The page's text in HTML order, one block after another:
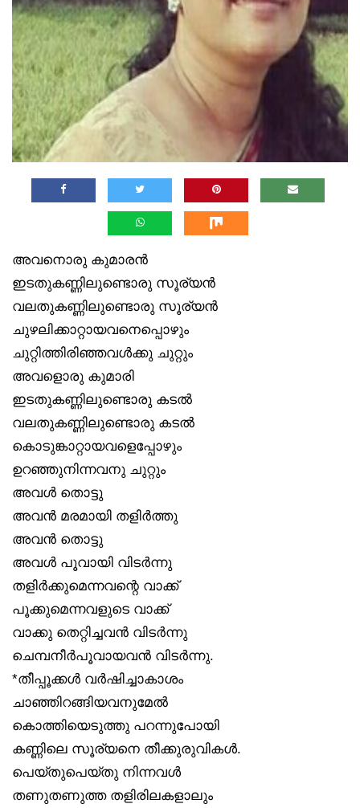
അവനൊരു കുമാരൻ
ഇടതുകണ്ണിലുണ്ടൊരു സൂര്യൻ
വലതുകണ്ണിലുണ്ടൊരു സൂര്യൻ
ചുഴലിക്കാറ്റായവനെപ്പൊഴും
ചുറ്റിത്തിരിഞ്ഞവൾക്കു ചുറ്റും
അവളൊരു കുമാരി
ഇടതുകണ്ണിലുണ്ടൊരു കടൽ
വലതുകണ്ണിലുണ്ടൊരു കടൽ
കൊടുങ്കാറ്റായവളെപ്പോഴും
ഉറഞ്ഞുനിന്നവനു ചുറ്റും
അവൾ തൊട്ടു
അവൻ മരമായി തളിർത്തു
അവൻ തൊട്ടു
അവൾ പൂവായി വിടർന്നു
തളിർക്കുമെന്നവന്റെ വാക്ക്
പൂക്കുമെന്നവളുടെ വാക്ക്
വാക്കു തെറ്റിച്ചവൻ വിടർന്നു
ചെമ്പനീർപൂവായവൻ വിടർന്നു.
*തീപ്പൂക്കൾ വർഷിച്ചാകാശം
ചാഞ്ഞിറങ്ങിയവനുമേൽ
കൊത്തിയെടുത്തു പറന്നുപോയി
കണ്ണിലെ സൂര്യനെ തീക്കുരുവികൾ.
പെയ്തുപെയ്തു നിന്നവൾ
തണുതണുത്ത തളിരിലകളാലും